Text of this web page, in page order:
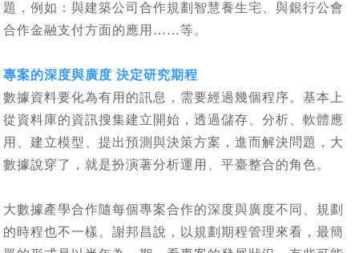
題，例如：與建築公司合作規劃智慧養生宅、與銀行公會
合作金融支付方面的應用……等。
專案的深度與廣度 決定研究期程
數據資料要化為有用的訊息，需要經過幾個程序。基本上
從資料庫的資訊搜集建立開始，透過儲存、分析、軟體應
用、建立模型、提出預測與決策方案，進而解決問題，大
數據說穿了，就是扮演著分析運用、平臺整合的角色。
大數據產學合作隨每個專案合作的深度與廣度不同、規劃
的時程也不一樣。謝邦昌說，以規劃期程管理來看，最簡